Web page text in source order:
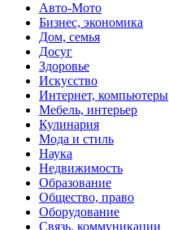
Авто-Мото
Бизнес, экономика
Дом, семья
Досуг
Здоровье
Искусство
Интернет, компьютеры
Мебель, интерьер
Кулинария
Мода и стиль
Наука
Недвижимость
Образование
Общество, право
Оборудование
Связь, коммуникации